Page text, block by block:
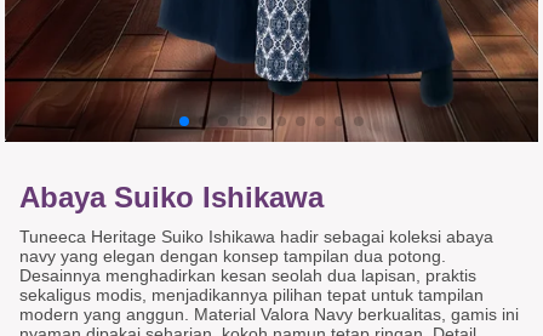
Abaya Suiko Ishikawa
Tuneeca Heritage Suiko Ishikawa hadir sebagai koleksi abaya
navy yang elegan dengan konsep tampilan dua potong.
Desainnya menghadirkan kesan seolah dua lapisan, praktis
sekaligus modis, menjadikannya pilihan tepat untuk tampilan
modern yang anggun. Material Valora Navy berkualitas, gamis ini